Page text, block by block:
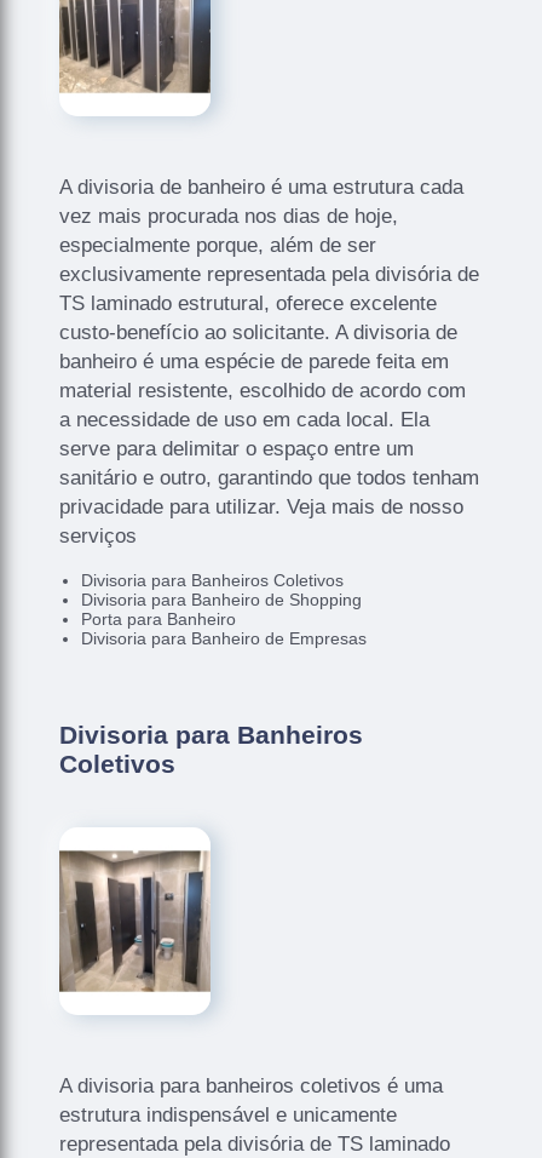
A divisoria de banheiro é uma estrutura cada
vez mais procurada nos dias de hoje,
especialmente porque, além de ser
exclusivamente representada pela divisória de
TS laminado estrutural, oferece excelente
custo-benefício ao solicitante. A divisoria de
banheiro é uma espécie de parede feita em
material resistente, escolhido de acordo com
a necessidade de uso em cada local. Ela
serve para delimitar o espaço entre um
sanitário e outro, garantindo que todos tenham
privacidade para utilizar. Veja mais de nosso
serviços
Divisoria para Banheiros Coletivos
Divisoria para Banheiro de Shopping
Porta para Banheiro
Divisoria para Banheiro de Empresas
Divisoria para Banheiros
Coletivos
A divisoria para banheiros coletivos é uma
estrutura indispensável e unicamente
representada pela divisória de TS laminado